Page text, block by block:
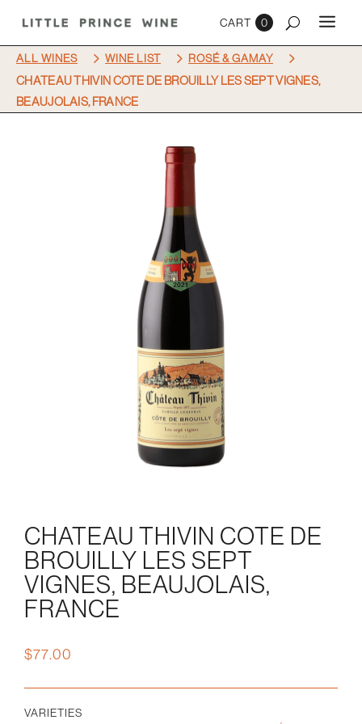
0
ALL WINES 5 WINE LIST 5 ROSÉ & GAMAY 5
CHATEAU THIVIN COTE DE BROUILLY LES SEPT VIGNES,
BEAUJOLAIS, FRANCE
CHATEAU THIVIN COTE DE
BROUILLY LES SEPT
VIGNES, BEAUJOLAIS,
FRANCE
$77.00
VARIETIES